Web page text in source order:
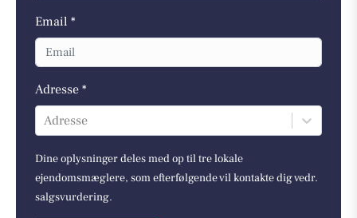
Email *
Adresse *
Adresse
Dine oplysninger deles med op til tre lokale
ejendomsmæglere, som efterfølgende vil kontakte dig vedr.
salgsvurdering.